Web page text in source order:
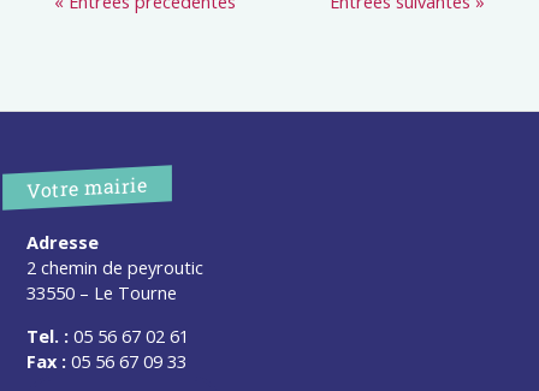
Votre mairie
Adresse
2 chemin de peyroutic
33550 – Le Tourne
Tel. : 05 56 67 02 61
Fax : 05 56 67 09 33